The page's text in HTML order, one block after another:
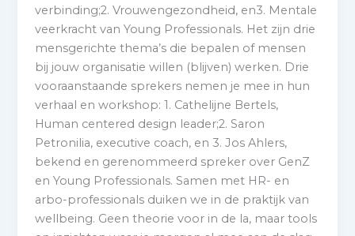
verbinding;2. Vrouwengezondheid, en3. Mentale
veerkracht van Young Professionals. Het zijn drie
mensgerichte thema’s die bepalen of mensen
bij jouw organisatie willen (blijven) werken. Drie
vooraanstaande sprekers nemen je mee in hun
verhaal en workshop: 1. Cathelijne Bertels,
Human centered design leader;2. Saron
Petronilia, executive coach, en 3. Jos Ahlers,
bekend en gerenommeerd spreker over GenZ
en Young Professionals. Samen met HR- en
arbo-professionals duiken we in de praktijk van
wellbeing. Geen theorie voor in de la, maar tools